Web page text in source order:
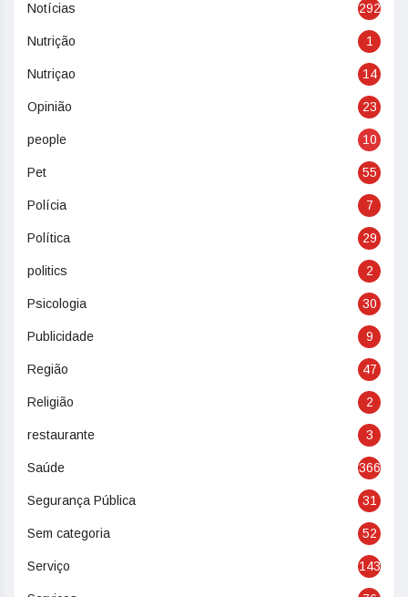
Notícias 292
Nutrição 1
Nutriçao 14
Opinião 23
people 10
Pet 55
Polícia 7
Política 29
politics 2
Psicologia 30
Publicidade 9
Região 47
Religião 2
restaurante 3
Saúde 366
Segurança Pública 31
Sem categoria 52
Serviço 143